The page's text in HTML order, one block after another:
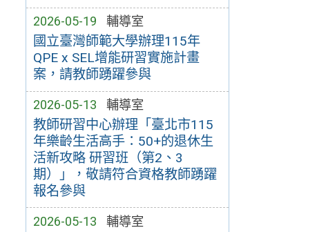
2026-05-19 輔導室
國立臺灣師範大學辦理115年
QPE x SEL增能研習實施計畫
案，請教師踴躍參與
2026-05-13 輔導室
教師研習中心辦理「臺北市115
年樂齡生活高手：50+的退休生
活新攻略 研習班（第2、3
期）」，敬請符合資格教師踴躍
報名參與
2026-05-13 輔導室